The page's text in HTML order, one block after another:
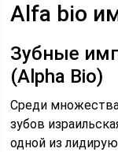
Alfa bio
Зубные
(Alpha Bio)
Среди
зубов
одной из